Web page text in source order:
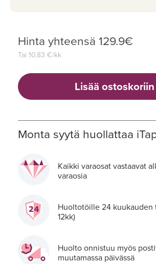
Hinta yhteensä 129.9€
Tai 10.83 €/kk
Lisää ostoskoriin
Monta syytä huollattaa
Kaikki varaosat vastaavat
varaosia
Huoltotöille 24 kuukauden
12kk)
Huolto onnistuu myös
muutamassa päivässä